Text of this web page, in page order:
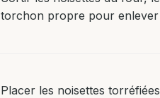
torchon propre pour enlever
Placer les noisettes